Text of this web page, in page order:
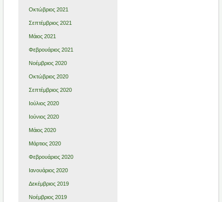
Οκτώβριος 2021
Σεπτέμβριος 2021
Μάιος 2021
Φεβρουάριος 2021
Νοέμβριος 2020
Οκτώβριος 2020
Σεπτέμβριος 2020
Ιούλιος 2020
Ιούνιος 2020
Μάιος 2020
Μάρτιος 2020
Φεβρουάριος 2020
Ιανουάριος 2020
Δεκέμβριος 2019
Νοέμβριος 2019